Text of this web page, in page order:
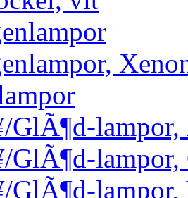
GlÃ¶d-
GlÃ¶d-lampor,
GlÃ¶d-